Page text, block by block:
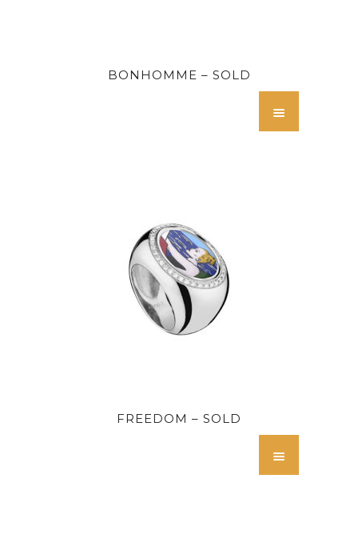
BONHOMME – SOLD
FREEDOM – SOLD